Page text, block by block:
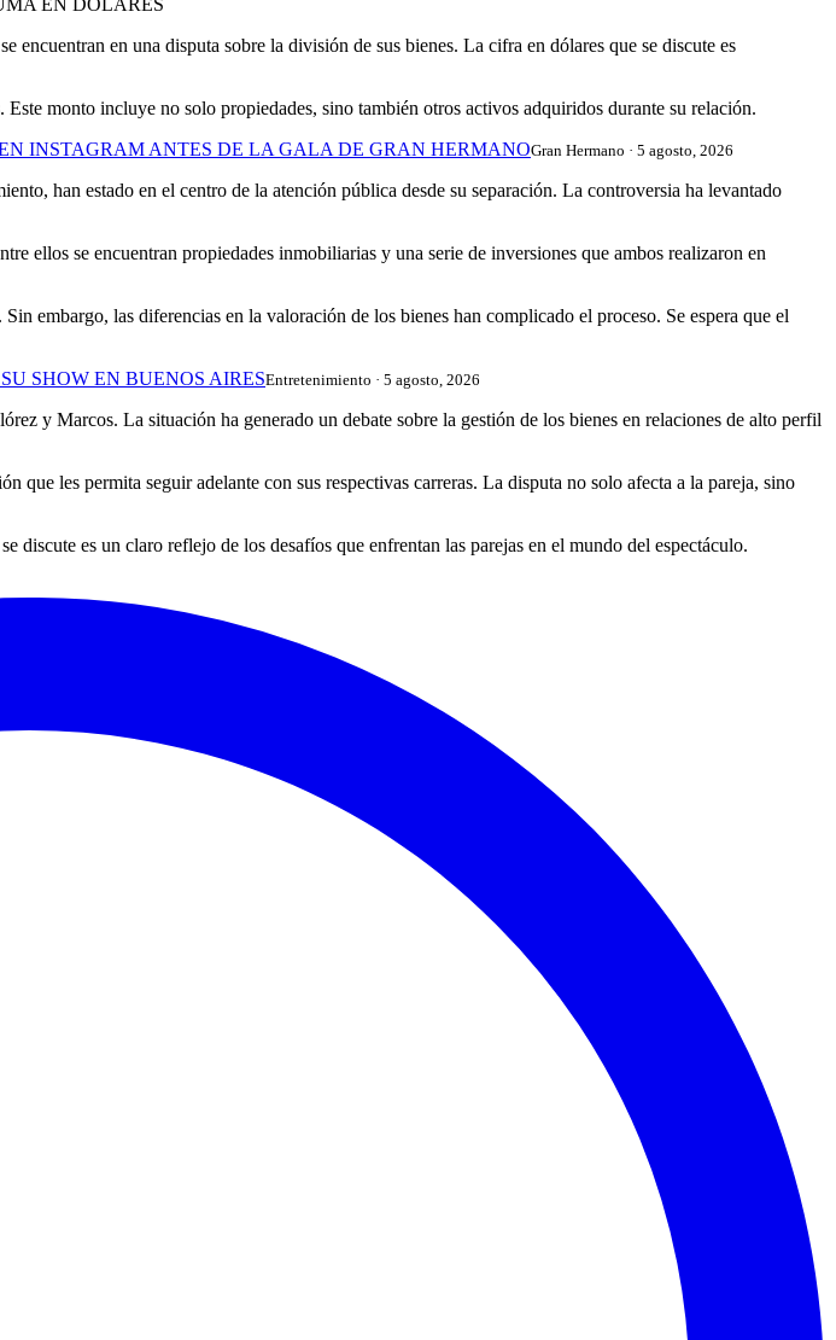
encuentran en una disputa sobre la división de sus bienes. La cifra en dólares que se discute es
. Este monto incluye no solo propiedades, sino también otros activos adquiridos durante su relación.
INSTAGRAM ANTES DE LA GALA DE GRAN HERMANOGran Hermano · 5 agosto, 2026
han estado en el centro de la atención pública desde su separación. La controversia ha levantado
ellos se encuentran propiedades inmobiliarias y una serie de inversiones que ambos realizaron en
embargo, las diferencias en la valoración de los bienes han complicado el proceso. Se espera que el
SHOW EN BUENOS AIRESEntretenimiento · 5 agosto, 2026
y Marcos. La situación ha generado un debate sobre la gestión de los bienes en relaciones de alto perfil
que les permita seguir adelante con sus respectivas carreras. La disputa no solo afecta a la pareja, sino
discute es un claro reflejo de los desafíos que enfrentan las parejas en el mundo del espectáculo.